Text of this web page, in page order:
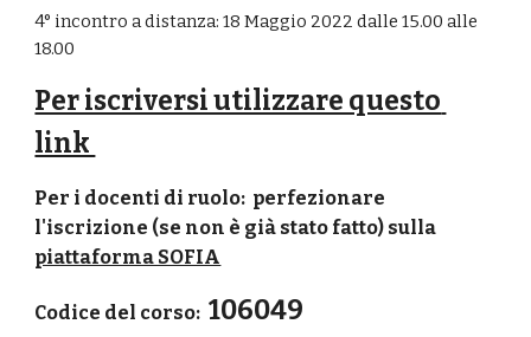
4° incontro a distanza: 18 Maggio 2022 dalle 15.00 alle
18.00
Per iscriversi utilizzare questo
link
Per i docenti di ruolo:  perfezionare
piattaforma SOFIA
Codice del corso: 106049